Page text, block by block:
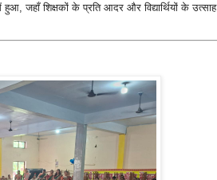
जहाँ शिक्षकों के प्रति आदर और विद्यार्थियों के उत्साह